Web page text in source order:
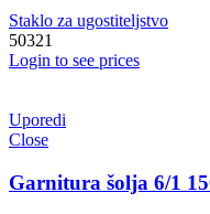
Staklo za ugostiteljstvo
50321
Login to see prices
Uporedi
Close
Garnitura šolja 6/1